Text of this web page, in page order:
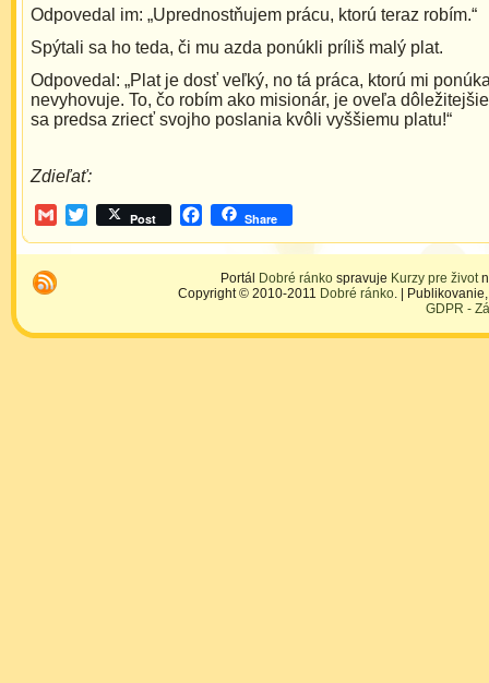
Odpovedal im: „Uprednostňujem prácu, ktorú teraz robím.“
Spýtali sa ho teda, či mu azda ponúkli príliš malý plat.
Odpovedal: „Plat je dosť veľký, no tá práca, ktorú mi
nevyhovuje. To, čo robím ako misionár, je oveľa
sa predsa zriecť svojho poslania kvôli vyššiemu platu!“
Zdieľať:
GmailTwitterPost Facebook
Share
Portál Dobré ránko spravuje Kurzy pre život
Copyright © 2010-2011 Dobré ránko. |
GDPR -